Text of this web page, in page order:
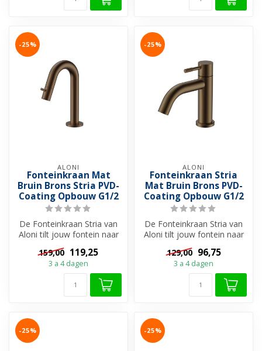
-25%
ALONI
Fonteinkraan Mat
Bruin Brons Stria PVD-
Coating Opbouw G1/2
De Fonteinkraan Stria van
Aloni tilt jouw fontein naar
159,00 119,25
3 a 4 dagen
-25%
ALONI
Fonteinkraan Stria
Mat Bruin Brons PVD-
Coating Opbouw G1/2
De Fonteinkraan Stria van
Aloni tilt jouw fontein naar
129,00 96,75
3 a 4 dagen
-25% -25%